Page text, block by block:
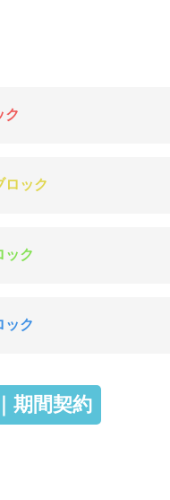
ク
ロック
ック
ック
期間契約